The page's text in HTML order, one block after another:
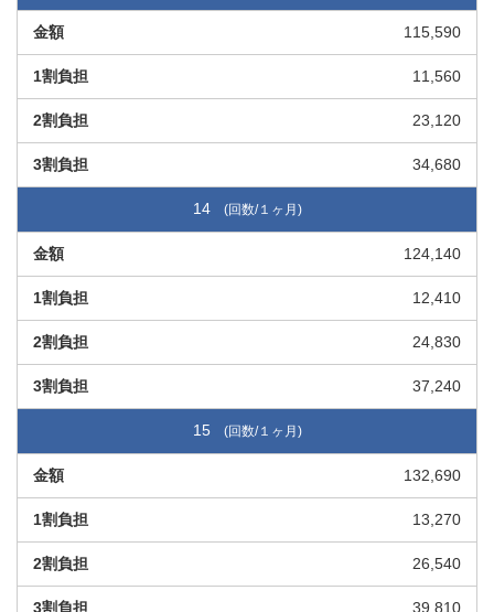
115,590
11,560
23,120
34,680
14
124,140
12,410
24,830
37,240
15
132,690
13,270
26,540
39,810